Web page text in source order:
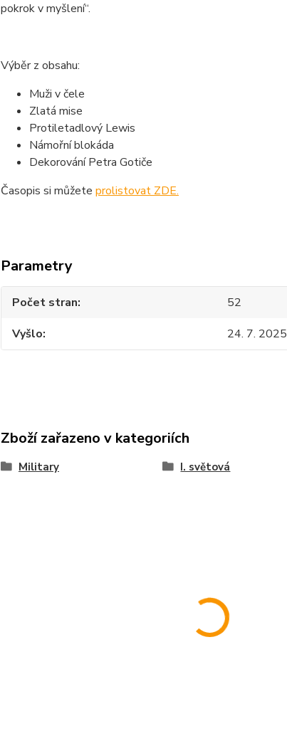
pokrok v myšlení“.
Výběr z obsahu:
Muži v čele
Zlatá mise
Protiletadlový Lewis
Námořní blokáda
Dekorování Petra Gotiče
Časopis si můžete prolistovat ZDE.
Parametry
Počet stran
52
Vyšlo
24. 7. 2025
Zboží zařazeno v kategoriích
Military I. světová